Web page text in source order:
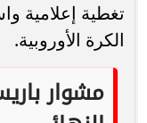
تغطية إعلامية
الكرة الأوروبية.
مشوار